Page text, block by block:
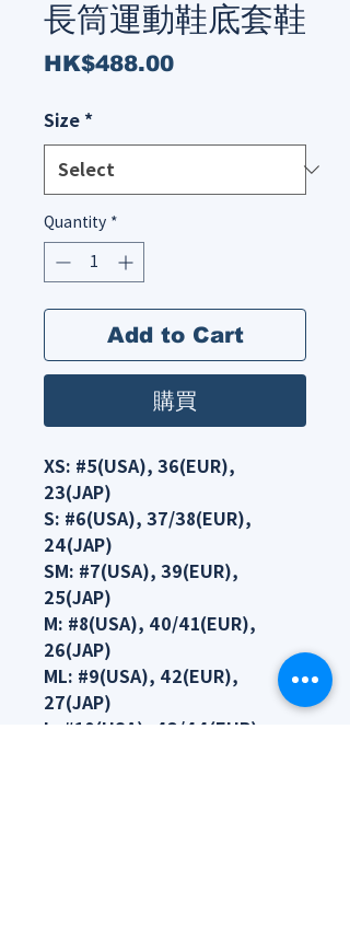
長筒運動鞋底套鞋
HK$488.00Price
Size *
Quantity *
Add to Cart
購買
XS: #5(USA), 36(EUR),
23(JAP)
S: #6(USA), 37/38(EUR),
24(JAP)
SM: #7(USA), 39(EUR),
25(JAP)
M: #8(USA), 40/41(EUR),
26(JAP)
ML: #9(USA), 42(EUR),
27(JAP)
L: #10(USA), 43/44(EUR),